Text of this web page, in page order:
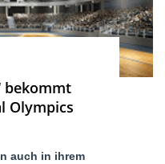
bekommt
Olympics
auch in ihrem